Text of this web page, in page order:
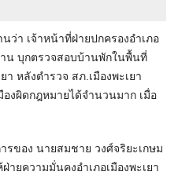
ว่า เจ้าหน้าที่ฝ่ายปกครองอำเภอ
าน บุกตรวจสอบบ้านพักในพื้นที่
า หลังตำรวจ สภ.เมืองพะเยา
งผิดกฎหมายได้จำนวนมาก เมื่อ
รของ นายสมชาย วงศ์จริยะเกษม
ายความมั่นคงอำเภอเมืองพะเยา